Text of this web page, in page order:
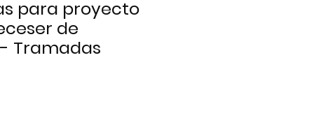
para proyecto
de
Tramadas